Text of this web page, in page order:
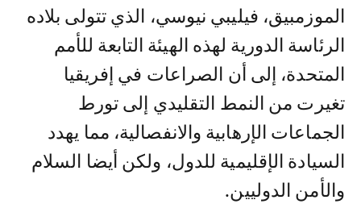
الموزمبيق، فيليبي نيوسي، الذي تتولى بلاده
الرئاسة الدورية لهذه الهيئة التابعة للأمم
المتحدة، إلى أن الصراعات في إفريقيا
تغيرت من النمط التقليدي إلى تورط
الجماعات الإرهابية والانفصالية، مما يهدد
السيادة الإقليمية للدول، ولكن أيضا السلام
والأمن الدوليين.